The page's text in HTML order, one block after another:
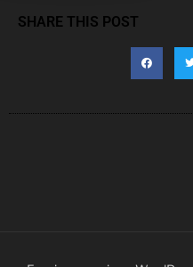
SHARE THIS POST